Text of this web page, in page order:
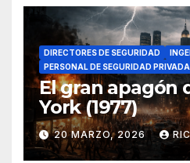
DIRECTORES DE SEGURIDAD
PERSONAL DE SEGURIDAD PRIVADA
El gran apagón
York (1977)
20 MARZO, 2026